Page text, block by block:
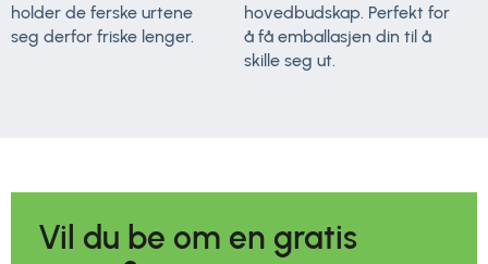
holder de ferske urtene
seg derfor friske lenger.
hovedbudskap. Perfekt for
å få emballasjen din til å
skille seg ut.
Vil du be om en gratis